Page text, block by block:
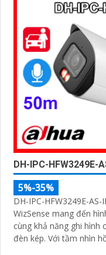
DH-IPC-HFW3249E-
5%-35%
DH-IPC-HFW3249E-
WizSense mang đến
cùng khả năng ghi hình
đèn kép. Với tầm nhìn hồng ngoại xa tới 50m, mic ghi âm tích